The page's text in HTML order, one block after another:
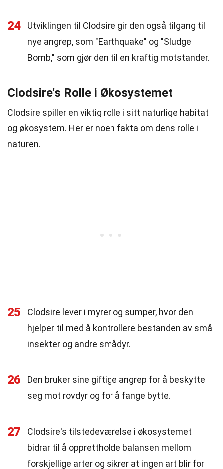
24
Utviklingen til Clodsire gir den også tilgang til
nye angrep, som "Earthquake" og "Sludge
Bomb," som gjør den til en kraftig motstander.
Clodsire's Rolle i Økosystemet
Clodsire spiller en viktig rolle i sitt naturlige habitat
og økosystem. Her er noen fakta om dens rolle i
naturen.
25
Clodsire lever i myrer og sumper, hvor den
hjelper til med å kontrollere bestanden av små
insekter og andre smådyr.
26
Den bruker sine giftige angrep for å beskytte
seg mot rovdyr og for å fange bytte.
27
Clodsire's tilstedeværelse i økosystemet
bidrar til å opprettholde balansen mellom
forskjellige arter og sikrer at ingen art blir for